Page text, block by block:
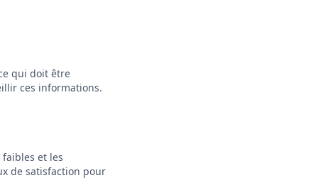
qui doit être
ces informations.
et les
de satisfaction pour